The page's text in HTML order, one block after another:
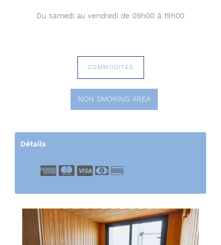
Du samedi au vendredi de 09h00 à 19h00
COMMODITÉS
NON SMOKING AREA
Détails
American Express
Master Card
Visa Cash